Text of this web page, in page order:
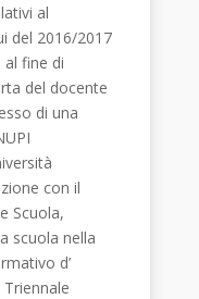
al
del 2016/2017
fine di
del docente
di una
con il
Scuola,
scuola nella
d’